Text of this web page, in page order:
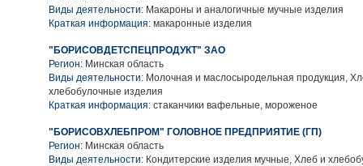
Виды деятельности: Макароны и аналогичные мучные изделия
Краткая информация: макаронные изделия
"БОРИСОВДЕТСПЕЦПРОДУКТ" ЗАО
Регион: Минская область
Виды деятельности: Молочная и маслосыродельная продукция,
хлебобулочные изделия
Краткая информация: стаканчики вафельные, мороженое
"БОРИСОВХЛЕБПРОМ" ГОЛОВНОЕ ПРЕДПРИЯТИЕ (ГП)
Регион: Минская область
Виды деятельности: Кондитерские изделия мучные, Хлеб и